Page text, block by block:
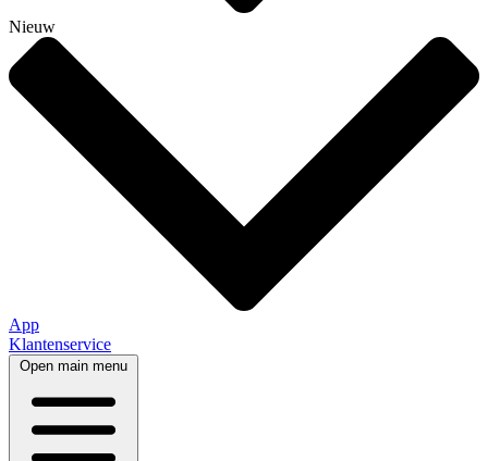
Nieuw
App
Klantenservice
Open main menu